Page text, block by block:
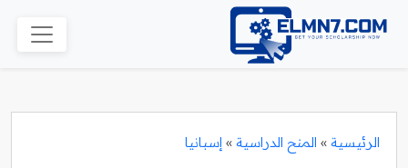
الرئيسية » المنح الدراسية » إسبانيا